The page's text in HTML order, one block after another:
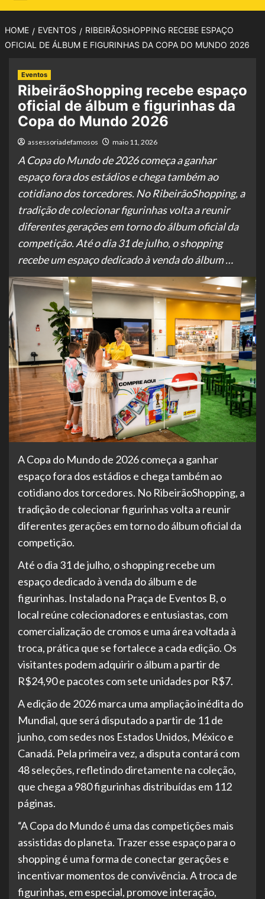
HOME EVENTOS
RIBEIRÃOSHOPPING RECEBE ESPAÇO
OFICIAL DE ÁLBUM E FIGURINHAS DA COPA DO MUNDO 2026
Eventos
RibeirãoShopping recebe espaço
oficial de álbum e figurinhas da
Copa do Mundo 2026
assessoriadefamosos maio 11, 2026
A Copa do Mundo de 2026 começa a ganhar
espaço fora dos estádios e chega também ao
cotidiano dos torcedores. No RibeirãoShopping, a
tradição de colecionar figurinhas volta a reunir
diferentes gerações em torno do álbum oficial da
competição. Até o dia 31 de julho, o shopping
recebe um espaço dedicado à venda do álbum …
A Copa do Mundo de 2026 começa a ganhar
espaço fora dos estádios e chega também ao
cotidiano dos torcedores. No RibeirãoShopping, a
tradição de colecionar figurinhas volta a reunir
diferentes gerações em torno do álbum oficial da
competição.
Até o dia 31 de julho, o shopping recebe um
espaço dedicado à venda do álbum e de
figurinhas. Instalado na Praça de Eventos B, o
local reúne colecionadores e entusiastas, com
comercialização de cromos e uma área voltada à
troca, prática que se fortalece a cada edição. Os
visitantes podem adquirir o álbum a partir de
R$24,90 e pacotes com sete unidades por R$7.
A edição de 2026 marca uma ampliação inédita do
Mundial, que será disputado a partir de 11 de
junho, com sedes nos Estados Unidos, México e
Canadá. Pela primeira vez, a disputa contará com
48 seleções, refletindo diretamente na coleção,
que chega a 980 figurinhas distribuídas em 112
páginas.
“A Copa do Mundo é uma das competições mais
assistidas do planeta. Trazer esse espaço para o
shopping é uma forma de conectar gerações e
incentivar momentos de convivência. A troca de
figurinhas, em especial, promove interação,